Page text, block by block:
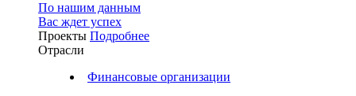
По нашим данным
Вас ждет успех
Проекты Подробнее
Отрасли
Финансовые организации